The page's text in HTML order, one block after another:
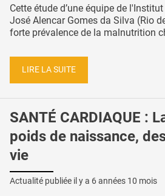
Cette étude d’une équipe de
José Alencar Gomes da Silva (Rio
forte prévalence de la malnutrition
LIRE LA SUITE
SANTÉ CARDIAQUE :
poids de naissance,
vie
Actualité publiée il y a 6 années 10 mois